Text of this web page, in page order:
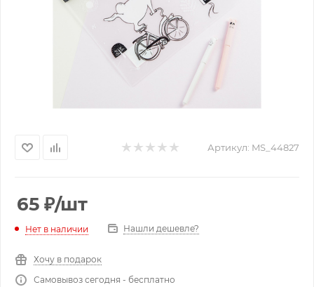
Артикул: MS_44827
65 ₽/шт
Нет в наличии Нашли дешевле?
Хочу в подарок
Самовывоз сегодня - бесплатно